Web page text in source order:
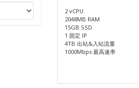
2 vCPU
2048MB RAM
15GB SSD
1 固定 IP
4TB 出站&入站流量
1000Mbps 最高速率